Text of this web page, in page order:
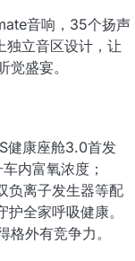
音响，35个扬声
立音区设计，让
盛宴。
健康座舱3.0首发
内富氧浓度；
负离子发生器等配
全家呼吸健康。
外有竞争力。